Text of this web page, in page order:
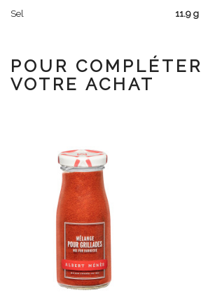
Sel
11.9 g
POUR COMPLÉTER
VOTRE ACHAT